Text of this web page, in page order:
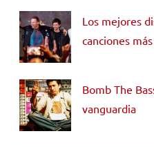
Los mejores
canciones
Bomb The
vanguardia